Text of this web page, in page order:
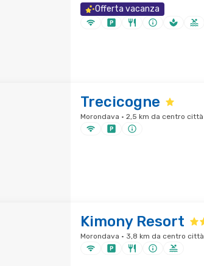
Offerta vacanza
Trecicogne
Morondava · 2,5 km da centro città
Kimony Resort
Morondava · 3,8 km da centro città